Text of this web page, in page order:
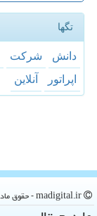
تگها
دانش شركت
اپراتور
آنلاین